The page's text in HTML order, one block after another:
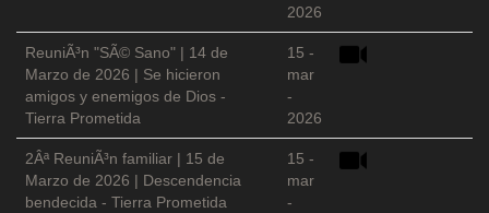
2026
ReuniÃ³n "SÃ© Sano" | 14 de
Marzo de 2026 | Se hicieron
amigos y enemigos de Dios -
Tierra Prometida
15 -
mar
-
2026
2Âª ReuniÃ³n familiar | 15 de
Marzo de 2026 | Descendencia
bendecida - Tierra Prometida
15 -
mar
-